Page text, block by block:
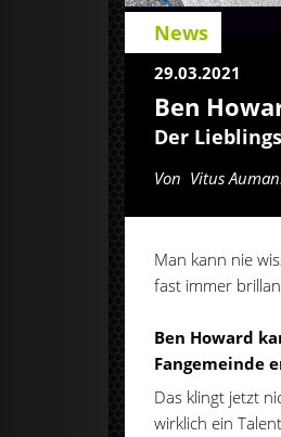
News
29.03.2021
Ben
Der
Von Vitus
Man kann nie
fast immer
Ben Howard
Fangemeinde
Das klingt jetzt
wirklich ein